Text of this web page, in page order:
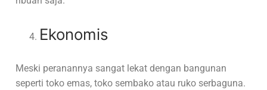
Ekonomis
Meski peranannya sangat lekat dengan bangunan
seperti toko emas, toko sembako atau ruko serbaguna.